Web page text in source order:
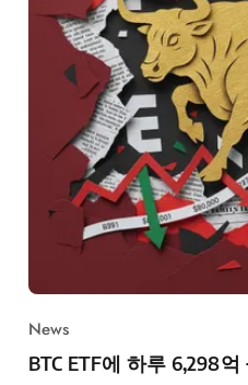
News
BTC ETF에 하루 6,298